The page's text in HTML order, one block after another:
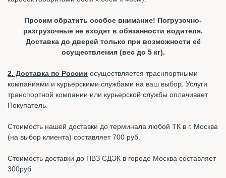
Просим обратить особое внимание! Погрузочно-
разгрузочные не входят в обязанности водителя.
Доставка до дверей только при возможности её
осуществления (вес до 5 кг).
2. Доставка по России осуществляется траснпортными
компаниями и курьерскими службами на ваш выбор. Услуги
транспортной компании или курьерской службы оплачивает
Покупатель.
Стоимость нашей доставки до терминала любой ТК в г. Москва
(на выбор клиента) составляет 700 руб.
Стоимость доставки до ПВЗ СДЭК в городе Москва составляет
300руб